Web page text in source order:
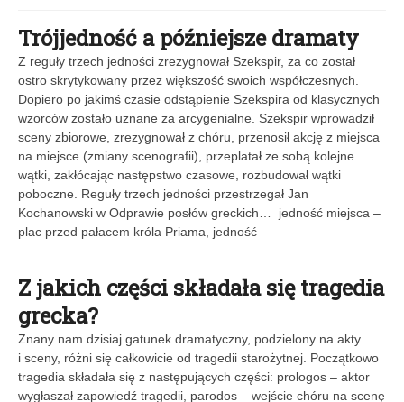
Trójjedność a późniejsze dramaty
Z reguły trzech jedności zrezygnował Szekspir, za co został
ostro skrytykowany przez większość swoich współczesnych.
Dopiero po jakimś czasie odstąpienie Szekspira od klasycznych
wzorców zostało uznane za arcygenialne. Szekspir wprowadził
sceny zbiorowe, zrezygnował z chóru, przenosił akcję z miejsca
na miejsce (zmiany scenografii), przeplatał ze sobą kolejne
wątki, zakłócając następstwo czasowe, rozbudował wątki
poboczne. Reguły trzech jedności przestrzegał Jan
Kochanowski w Odprawie posłów greckich… jedność miejsca –
plac przed pałacem króla Priama, jedność
Z jakich części składała się tragedia
grecka?
Znany nam dzisiaj gatunek dramatyczny, podzielony na akty
i sceny, różni się całkowicie od tragedii starożytnej. Początkowo
tragedia składała się z następujących części: prologos – aktor
wygłaszał zapowiedź tragedii, parodos – wejście chóru na scenę